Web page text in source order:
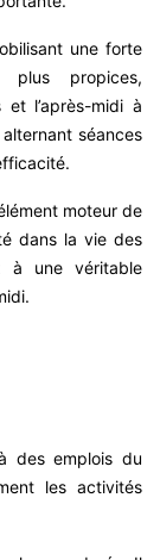
une forte
plus propices,
l’après-midi à
séances
moteur de
dans la vie des
à une véritable
des emplois du
les activités